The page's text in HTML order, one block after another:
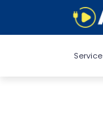
Service